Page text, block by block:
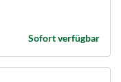
Sofort verfügbar